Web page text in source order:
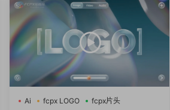
Ai fcpx LOGO fcpx片头